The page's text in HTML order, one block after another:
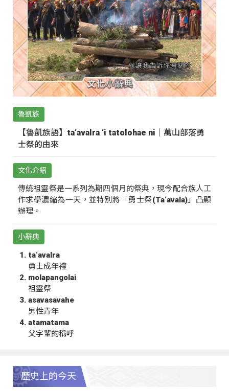
魯凱族
【魯凱族語】ta‘avalra ‘i tatolohae ni｜萬山部落勇
士祭的由來
文化介紹
傳統祖靈祭是一系列為期四個月的祭典，現今配合族人工
作求學濃縮為一天，並特別將「勇士祭(Ta‘avala)」凸顯
辦理。
小辭典
ta‘avalra
勇士成年禮
molapangolai
祖靈祭
asavasavahe
男性青年
atamatama
父字輩的稱呼
歷史上的今天